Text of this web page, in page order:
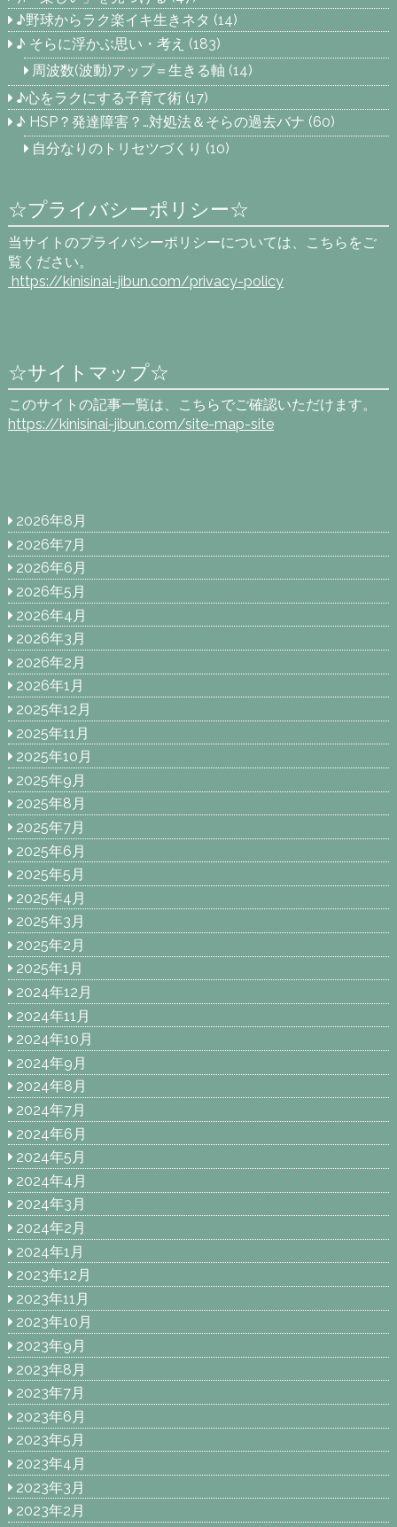
♪野球からラク楽イキ生きネタ (14)
♪ そらに浮かぶ思い・考え (183)
周波数(波動)アップ＝生きる軸 (14)
♪心をラクにする子育て術 (17)
♪ HSP？発達障害？…対処法＆そらの過去バナ (60)
自分なりのトリセツづくり (10)
☆プライバシーポリシー☆
当サイトのプライバシーポリシーについては、こちらをご
覧ください。
https://kinisinai-jibun.com/privacy-policy
☆サイトマップ☆
このサイトの記事一覧は、こちらでご確認いただけます。
https://kinisinai-jibun.com/site-map-site
2026年8月
2026年7月
2026年6月
2026年5月
2026年4月
2026年3月
2026年2月
2026年1月
2025年12月
2025年11月
2025年10月
2025年9月
2025年8月
2025年7月
2025年6月
2025年5月
2025年4月
2025年3月
2025年2月
2025年1月
2024年12月
2024年11月
2024年10月
2024年9月
2024年8月
2024年7月
2024年6月
2024年5月
2024年4月
2024年3月
2024年2月
2024年1月
2023年12月
2023年11月
2023年10月
2023年9月
2023年8月
2023年7月
2023年6月
2023年5月
2023年4月
2023年3月
2023年2月